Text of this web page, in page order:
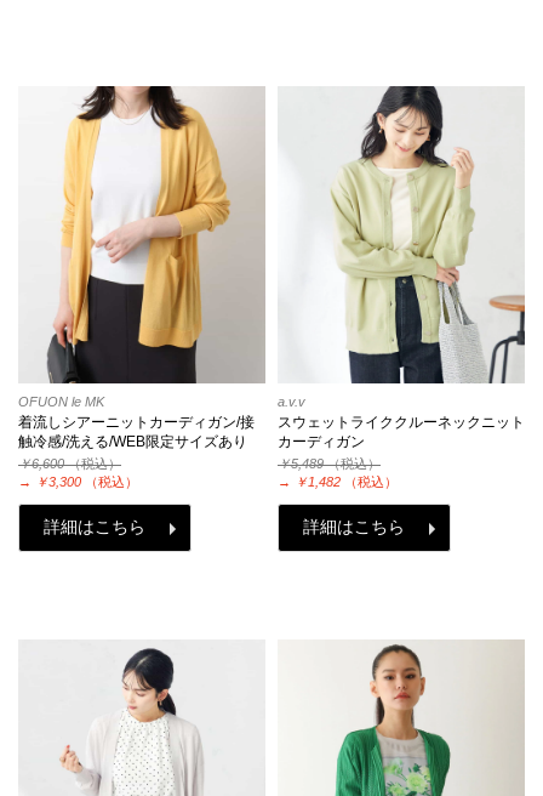
OFUON le MK
着流しシアーニットカーディガン/接
触冷感/洗える/WEB限定サイズあり
￥6,600（税込）
→
￥3,300 （税込）
詳細はこちら
a.v.v
スウェットライククルーネックニット
カーディガン
￥5,489（税込）
→
￥1,482 （税込）
詳細はこちら